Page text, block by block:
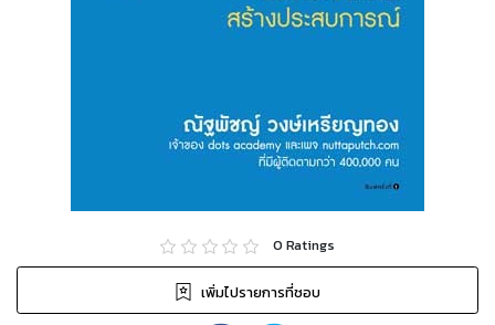
0 Ratings
เพิ่มไปรายการที่ชอบ